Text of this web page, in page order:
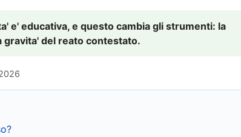
e' educativa, e questo cambia gli strumenti: la
gravita' del reato contestato.